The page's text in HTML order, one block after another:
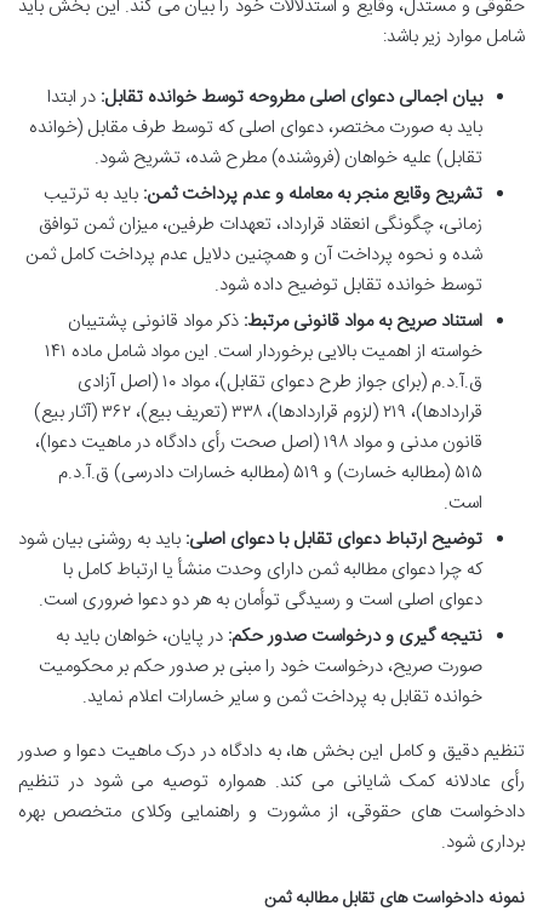
حقوقی و مستدل، وقایع و استدلالات خود را بیان می کند. این بخش باید
شامل موارد زیر باشد:
بیان اجمالی دعوای اصلی مطروحه توسط خوانده تقابل: در ابتدا
باید به صورت مختصر، دعوای اصلی که توسط طرف مقابل (خوانده
تقابل) علیه خواهان (فروشنده) مطرح شده، تشریح شود.
تشریح وقایع منجر به معامله و عدم پرداخت ثمن: باید به ترتیب
زمانی، چگونگی انعقاد قرارداد، تعهدات طرفین، میزان ثمن توافق
شده و نحوه پرداخت آن و همچنین دلایل عدم پرداخت کامل ثمن
توسط خوانده تقابل توضیح داده شود.
استناد صریح به مواد قانونی مرتبط: ذکر مواد قانونی پشتیبان
خواسته از اهمیت بالایی برخوردار است. این مواد شامل ماده ۱۴۱
ق.آ.د.م (برای جواز طرح دعوای تقابل)، مواد ۱۰ (اصل آزادی
قراردادها)، ۲۱۹ (لزوم قراردادها)، ۳۳۸ (تعریف بیع)، ۳۶۲ (آثار بیع)
قانون مدنی و مواد ۱۹۸ (اصل صحت رأی دادگاه در ماهیت دعوا)،
۵۱۵ (مطالبه خسارت) و ۵۱۹ (مطالبه خسارات دادرسی) ق.آ.د.م
است.
توضیح ارتباط دعوای تقابل با دعوای اصلی: باید به روشنی بیان شود
که چرا دعوای مطالبه ثمن دارای وحدت منشأ یا ارتباط کامل با
دعوای اصلی است و رسیدگی توأمان به هر دو دعوا ضروری است.
نتیجه گیری و درخواست صدور حکم: در پایان، خواهان باید به
صورت صریح، درخواست خود را مبنی بر صدور حکم بر محکومیت
خوانده تقابل به پرداخت ثمن و سایر خسارات اعلام نماید.
تنظیم دقیق و کامل این بخش ها، به دادگاه در درک ماهیت دعوا و صدور
رأی عادلانه کمک شایانی می کند. همواره توصیه می شود در تنظیم
دادخواست های حقوقی، از مشورت و راهنمایی وکلای متخصص بهره
برداری شود.
نمونه دادخواست های تقابل مطالبه ثمن